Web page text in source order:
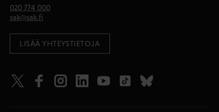
020 774 000
sak@sak.fi
LISÄÄ YHTEYSTIETOJA